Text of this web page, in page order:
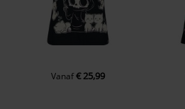
Vanaf€ 25,99